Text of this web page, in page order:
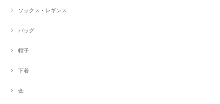
ソックス・レギンス
バッグ
帽子
下着
傘